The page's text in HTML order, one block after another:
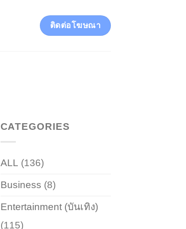
ติดต่อโฆษณา
CATEGORIES
ALL (136)
Business (8)
Entertainment (บันเทิง)
(115)